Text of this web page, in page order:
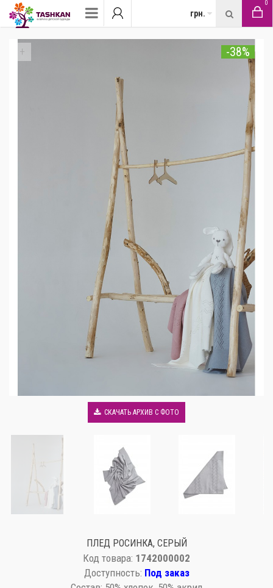
грн.
0
+ -38%
СКАЧАТЬ АРХИВ С ФОТО
ПЛЕД РОСИНКА, СЕРЫЙ
Код товара: 1742000002
Доступность: Под заказ